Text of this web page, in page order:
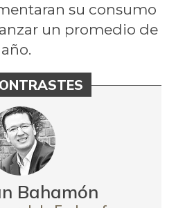
su consumo
un promedio de
Bahamón